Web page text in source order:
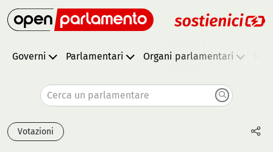
Governi Parlamentari Organi parlamentari
Cerca un parlamentare
Votazioni